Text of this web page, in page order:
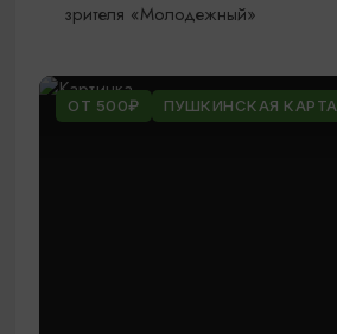
зрителя «Молодежный»
ОТ 500₽ ПУШКИНСКАЯ КАРТА